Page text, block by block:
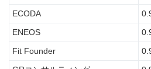
め：
県の
太陽
ECODA
ENEOS
Fit Founder